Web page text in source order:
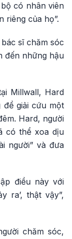
có nhân viên
riêng của họ”.
sĩ chăm sóc
đến những hậu
Millwall, Hard
để giải cứu một
Hard, người
có thể xoa dịu
người” và đưa
điều này với
ra’, thật vậy”,
chăm sóc,